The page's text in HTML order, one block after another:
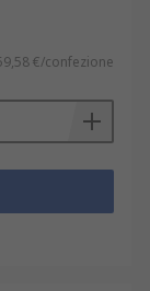
€/confezione